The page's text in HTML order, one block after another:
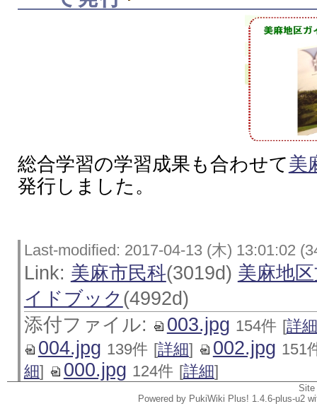
総合学習の学習成果も合わせて美
発行しました。
Last-modified: 2017-04-13 (木) 13:01:02
Link: 美麻市民科(3019d) 美麻地
イドブック (4992d)
添付ファイル:
003.jpg 154件 [詳細
004.jpg 139件 [詳細] 002.jpg 151
細] 000.jpg 124件 [詳細]
Powered by PukiWiki Plus! 1.4.6-plus-u2